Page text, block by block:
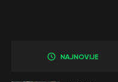
NAJNOVIJE